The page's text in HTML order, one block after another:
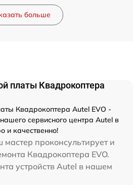
больше
платы Квадрокоптера
Квадрокоптера Autel EVO -
сервисного центра Autel в
и качественно!
проконсультирует и
Квадрокоптера EVO.
устройств Autel в нашем